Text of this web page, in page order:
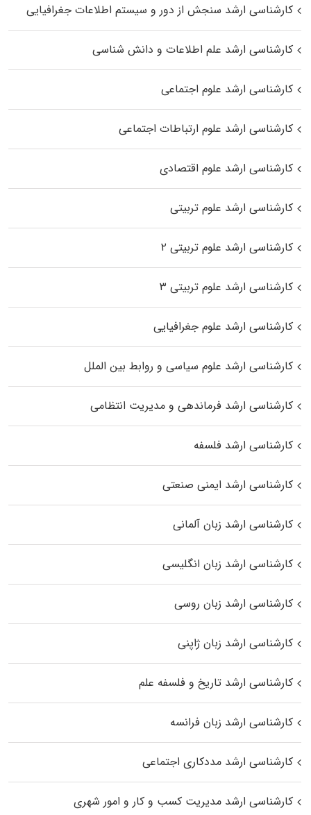
کارشناسی ارشد سنجش از دور و سیستم اطلاعات جغرافیایی
کارشناسی ارشد علم اطلاعات و دانش شناسی
کارشناسی ارشد علوم اجتماعی
کارشناسی ارشد علوم ارتباطات اجتماعی
کارشناسی ارشد علوم اقتصادی
کارشناسی ارشد علوم تربیتی
کارشناسی ارشد علوم تربیتی ۲
کارشناسی ارشد علوم تربیتی ۳
کارشناسی ارشد علوم جغرافیایی
کارشناسی ارشد علوم سیاسی و روابط بین الملل
کارشناسی ارشد فرماندهی و مدیریت انتظامی
کارشناسی ارشد فلسفه
کارشناسی ارشد ایمنی صنعتی
کارشناسی ارشد زبان آلمانی
کارشناسی ارشد زبان انگلیسی
کارشناسی ارشد زبان روسی
کارشناسی ارشد زبان ژاپنی
کارشناسی ارشد تاریخ و فلسفه علم
کارشناسی ارشد زبان فرانسه
کارشناسی ارشد مددکاری اجتماعی
کارشناسی ارشد مدیریت کسب و کار و امور شهری